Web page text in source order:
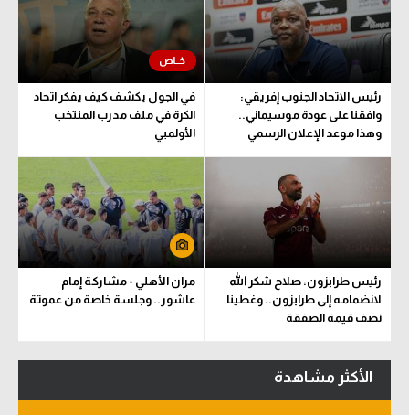
رئيس الاتحاد الجنوب إفريقي:
وافقنا على عودة موسيماني..
وهذا موعد الإعلان الرسمي
في الجول يكشف كيف يفكر اتحاد
الكرة في ملف مدرب المنتخب
الأولمبي
رئيس طرابزون: صلاح شكر الله
لانضمامه إلى طرابزون.. وغطينا
نصف قيمة الصفقة
مران الأهلي - مشاركة إمام
عاشور.. وجلسة خاصة من عموتة
الأكثر مشاهدة